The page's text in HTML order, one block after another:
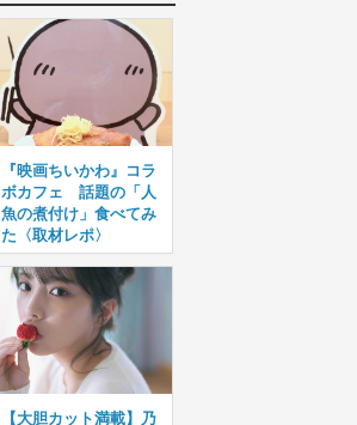
『映画ちいかわ』コラ
ボカフェ 話題の「人
魚の煮付け」食べてみ
た〈取材レポ〉
【大胆カット満載】乃